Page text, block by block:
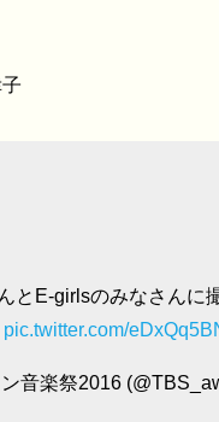
とE-girlsのみなさんに
pic.twitter.com/
音楽祭2016